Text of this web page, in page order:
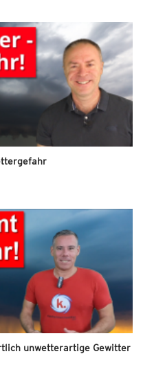
unwetterartige Gewitter